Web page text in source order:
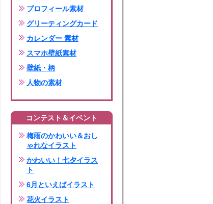
プロフィール素材
グリーティングカード
カレンダー 素材
スマホ壁紙素材
壁紙・柄
人物の素材
コンテスト＆イベント
梅雨のかわいい＆おし
ゃれなイラスト
かわいい！七夕イラス
ト
6月といえばイラスト
花火イラスト